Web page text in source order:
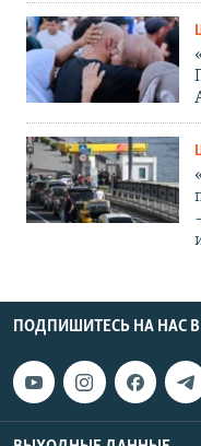
ПОДПИШИТЕСЬ НА НАС В